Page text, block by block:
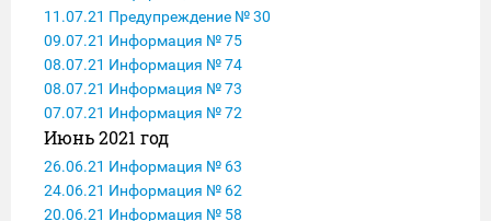
11.07.21 Предупреждение № 30
09.07.21 Информация № 75
08.07.21 Информация № 74
08.07.21 Информация № 73
07.07.21 Информация № 72
Июнь 2021 год
26.06.21 Информация № 63
24.06.21 Информация № 62
20.06.21 Информация № 58